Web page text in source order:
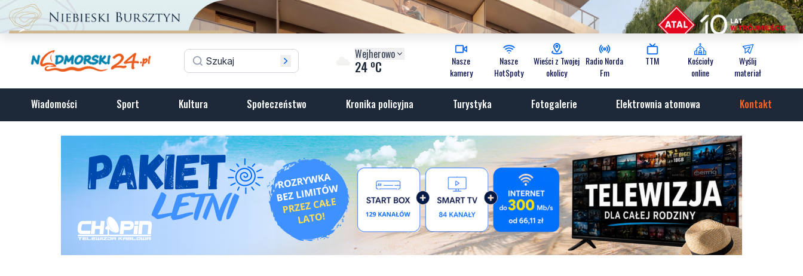
Wejherowo
24 oC
Nasze
kamery
Nasze
HotSpoty
Wieści z Twojej
okolicy
Radio Norda
Fm
TTM
Kościoły
online
Wyślij
materiał
Wiadomości Sport Kultura Społeczeństwo Kronika policyjna Turystyka Fotogalerie Elektrownia atomowa Kontakt